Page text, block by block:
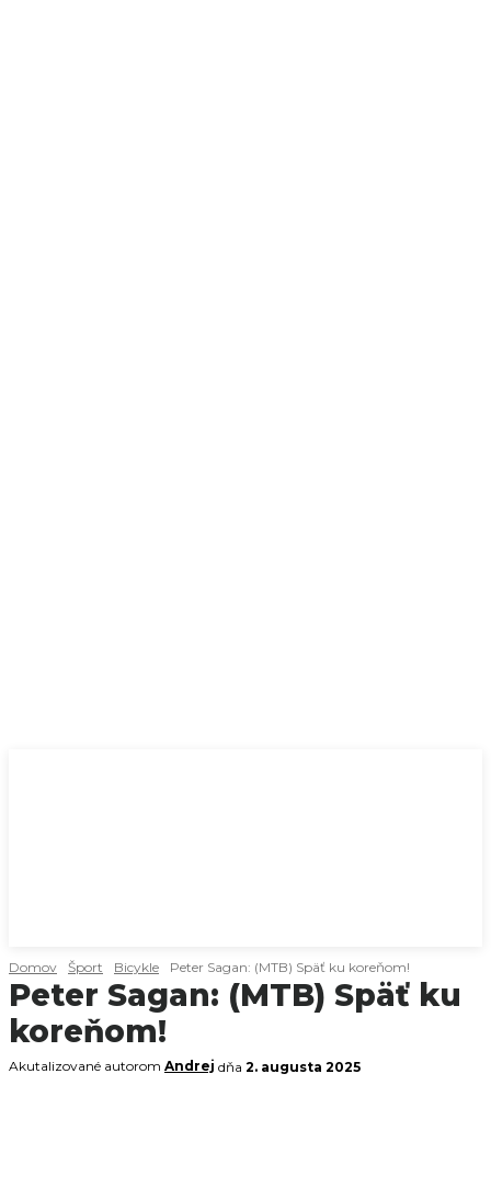
Domov Šport Bicykle Peter Sagan: (MTB) Späť ku koreňom!
Peter Sagan: (MTB) Späť ku
koreňom!
Akutalizované autorom Andrej dňa 2. augusta 2025